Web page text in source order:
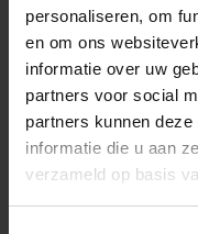
personaliseren, om
en om ons
informatie over uw
partners voor social
partners kunnen
informatie die u aan
verzameld op basis
Genova